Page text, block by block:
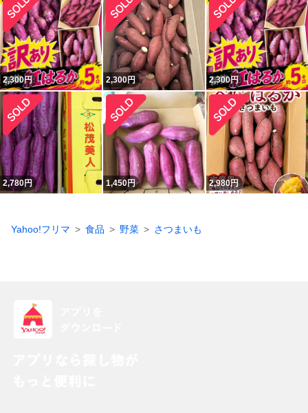
2,300円 2,300円 2,300円
2,780円 1,450円 2,980円
Yahoo!フリマ 食品 野菜 さつまいも